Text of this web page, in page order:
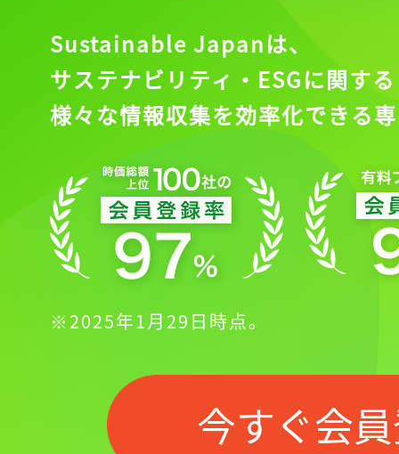
Sustainable Japanは、
サステナビリティ・ESGに関する
様々な情報収集を効率化できる
※2025年1月29日時点。
今すぐ会